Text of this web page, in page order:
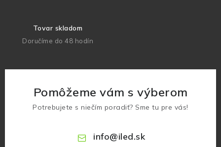
Tovar skladom
Doručíme do 48 hodín
Pomôžeme vám s výberom
Potrebujete s niečím poradiť? Sme tu pre vás!
info@iled.sk